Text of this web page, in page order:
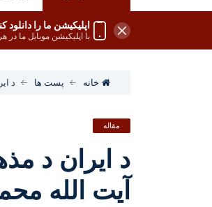
اپلیکیشن ما را دانلود
با اپلیکیشن موبایل ما در
خانه پست ها د
مقاله
د ایران د
آیت الله